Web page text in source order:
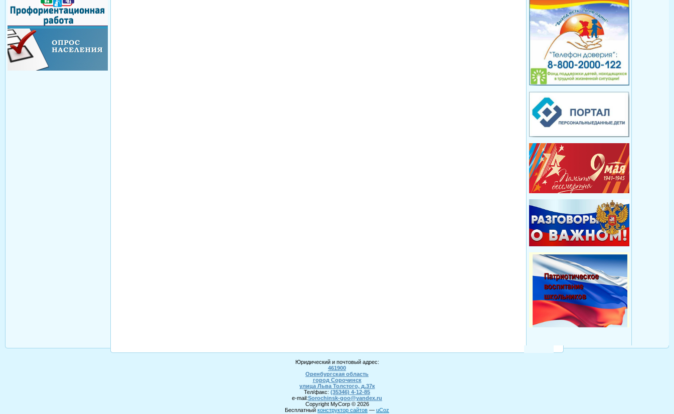
Юридический и почтовый адрес:
461900
Оренбургская область
город Сорочинск
улица Льва Толстого, д.37к
Тел/факс: (35346) 4-12-85
e-mail:Sorochinsk-goo@yandex.ru
Copyright MyCorp © 2026
Бесплатный конструктор сайтов — uCoz